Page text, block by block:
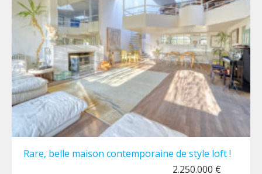
Rare, belle maison contemporaine de style loft !
2.250.000 €